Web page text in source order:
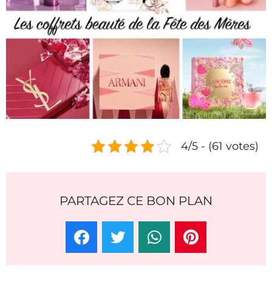
4/5 - (61 votes)
PARTAGEZ CE BON PLAN